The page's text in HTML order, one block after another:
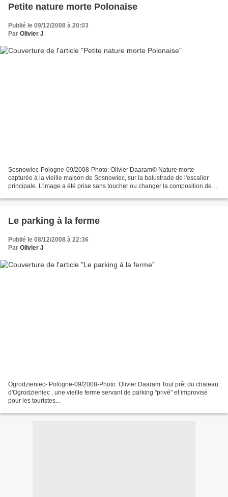
Petite nature morte Polonaise
Publié le 09/12/2008 à 20:03
Par Olivier J
Sosnowiec-Pologne-09/2008-Photo: Olivier Daaram© Nature morte
capturée à la vieille maison de Sosnowiec, sur la balustrade de l'escalier
principale. L'image a été prise sans toucher ou changer la composition de
Le parking à la ferme
Publié le 08/12/2008 à 22:36
Par Olivier J
Ogrodzieniec- Pologne-09/2008-Photo: Olivier Daaram Tout prêt du chateau
d'Ogrodzieniec , une vieille ferme servant de parking "privé" et improvisé
pour les touristes...